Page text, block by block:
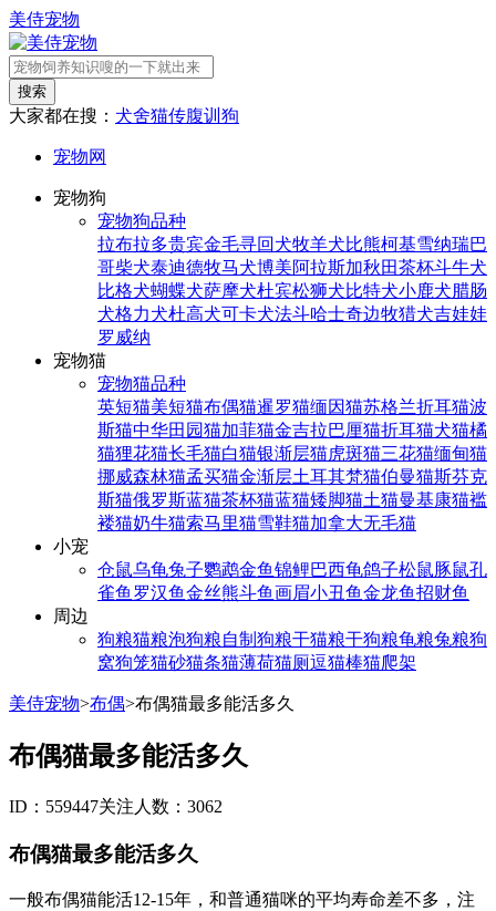
美侍宠物
搜索
大家都在搜： 犬舍猫传腹训狗
宠物网
宠物狗
宠物狗品种
拉布拉多贵宾金毛寻回犬牧羊犬比熊柯基雪纳瑞巴
哥柴犬泰迪德牧马犬博美阿拉斯加秋田茶杯斗牛犬
比格犬蝴蝶犬萨摩犬杜宾松狮犬比特犬小鹿犬腊肠
犬格力犬杜高犬可卡犬法斗哈士奇边牧猎犬吉娃娃
罗威纳
宠物猫
宠物猫品种
英短猫美短猫布偶猫暹罗猫缅因猫苏格兰折耳猫波
斯猫中华田园猫加菲猫金吉拉巴厘猫折耳猫犬猫橘
猫狸花猫长毛猫白猫银渐层猫虎斑猫三花猫缅甸猫
挪威森林猫孟买猫金渐层土耳其梵猫伯曼猫斯芬克
斯猫俄罗斯蓝猫茶杯猫蓝猫矮脚猫土猫曼基康猫褴
褛猫奶牛猫索马里猫雪鞋猫加拿大无毛猫
小宠
仓鼠乌龟兔子鹦鹉金鱼锦鲤巴西龟鸽子松鼠豚鼠孔
雀鱼 罗汉鱼金丝熊斗鱼画眉小丑鱼金龙鱼招财鱼
周边
狗粮猫粮泡狗粮自制狗粮干猫粮干狗粮龟粮兔粮狗
窝狗笼猫砂猫条猫薄荷猫厕逗猫棒猫爬架
美侍宠物>布偶>布偶猫最多能活多久
布偶猫最多能活多久
ID：559447关注人数：3062
布偶猫最多能活多久
一般布偶猫能活12-15年，和普通猫咪的平均寿命差不多，注